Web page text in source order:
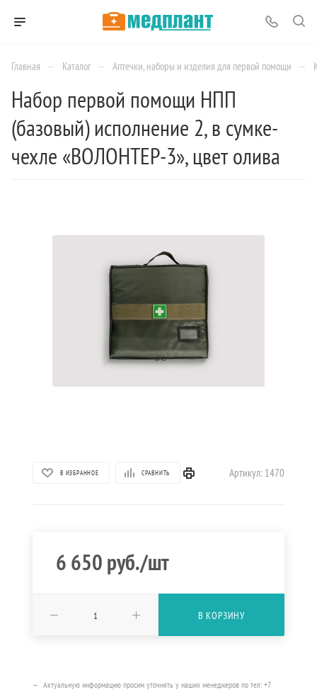
Главная — Каталог — Аптечки, наборы и изделия для первой помощи —
Набор первой помощи НПП
(базовый) исполнение 2, в сумке-
чехле «ВОЛОНТЕР-3», цвет олива
В ИЗБРАННОЕ СРАВНИТЬ Артикул: 1470
6 650руб./шт
В КОРЗИНУ
Актуальную информацию просим уточнять у наших менеджеров по тел: +7